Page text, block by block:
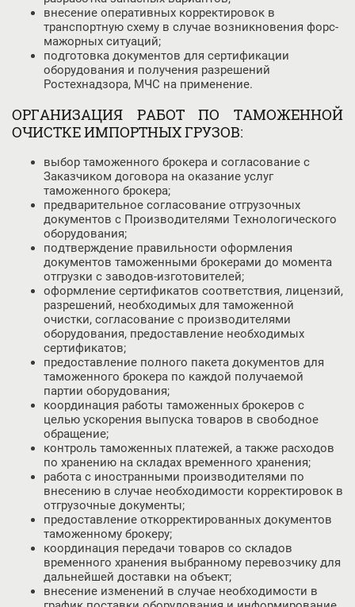
внесение оперативных корректировок в
транспортную схему в случае возникновения форс-
мажорных ситуаций;
подготовка документов для сертификации
оборудования и получения разрешений
Ростехнадзора, МЧС на применение.
ОРГАНИЗАЦИЯ РАБОТ ПО ТАМОЖЕННОЙ
ОЧИСТКЕ ИМПОРТНЫХ ГРУЗОВ:
выбор таможенного брокера и согласование с
Заказчиком договора на оказание услуг
таможенного брокера;
предварительное согласование отгрузочных
документов с Производителями Технологического
оборудования;
подтверждение правильности оформления
документов таможенными брокерами до момента
отгрузки с заводов-изготовителей;
оформление сертификатов соответствия, лицензий,
разрешений, необходимых для таможенной
очистки, согласование с производителями
оборудования, предоставление необходимых
сертификатов;
предоставление полного пакета документов для
таможенного брокера по каждой получаемой
партии оборудования;
координация работы таможенных брокеров с
целью ускорения выпуска товаров в свободное
обращение;
контроль таможенных платежей, а также расходов
по хранению на складах временного хранения;
работа с иностранными производителями по
внесению в случае необходимости корректировок в
отгрузочные документы;
предоставление откорректированных документов
таможенному брокеру;
координация передачи товаров со складов
временного хранения выбранному перевозчику для
дальнейшей доставки на объект;
внесение изменений в случае необходимости в